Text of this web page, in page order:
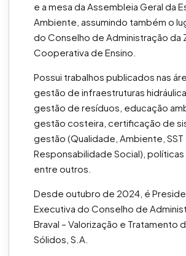
e a mesa da Assembleia Geral da
Ambiente, assumindo também o
do Conselho de Administração da
Cooperativa de Ensino.
Possui trabalhos publicados nas
gestão de infraestruturas
gestão de resíduos, educação
gestão costeira, certificação de
gestão (Qualidade, Ambiente, SST
Responsabilidade Social), políticas
entre outros.
Desde outubro de 2024, é
Executiva do Conselho de
Braval – Valorização e Tratamento
Sólidos, S.A.